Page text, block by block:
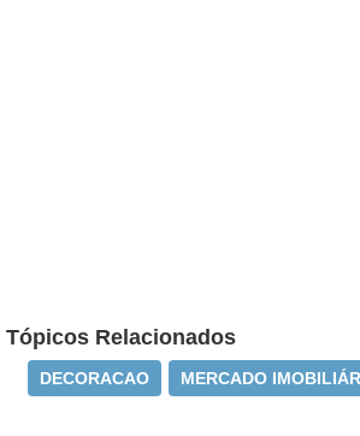
Tópicos Relacionados
DECORACAO MERCADO